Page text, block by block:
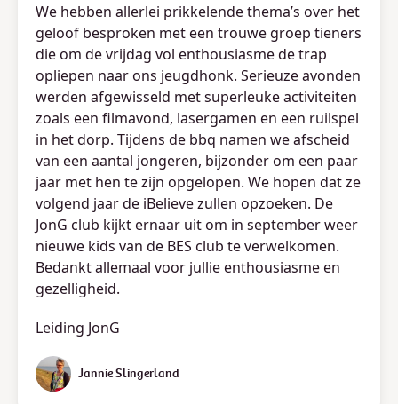
We hebben allerlei prikkelende thema’s over het
geloof besproken met een trouwe groep tieners
die om de vrijdag vol enthousiasme de trap
opliepen naar ons jeugdhonk. Serieuze avonden
werden afgewisseld met superleuke activiteiten
zoals een filmavond, lasergamen en een ruilspel
in het dorp. Tijdens de bbq namen we afscheid
van een aantal jongeren, bijzonder om een paar
jaar met hen te zijn opgelopen. We hopen dat ze
volgend jaar de iBelieve zullen opzoeken. De
JonG club kijkt ernaar uit om in september weer
nieuwe kids van de BES club te verwelkomen.
Bedankt allemaal voor jullie enthousiasme en
gezelligheid.
Leiding JonG
Jannie Slingerland